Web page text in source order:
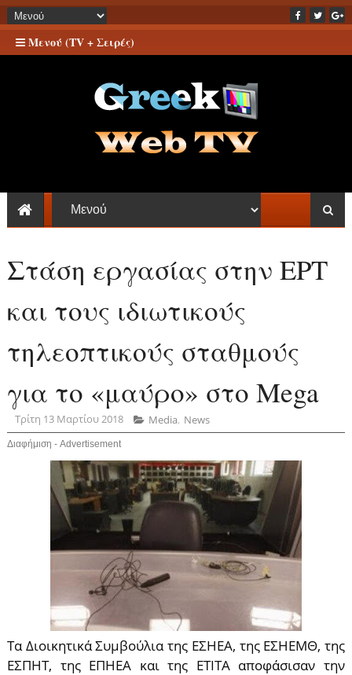
Μενού (TV + Σειρές)
Στάση εργασίας στην ΕΡΤ
και τους ιδιωτικούς
τηλεοπτικούς σταθμούς
για το «μαύρο» στο Mega
Τρίτη 13 Μαρτίου 2018 Media, News
Διαφήμιση - Advertisement
Τα Διοικητικά Συμβούλια της ΕΣΗΕΑ, της ΕΣΗΕΜΘ, της
ΕΣΠΗΤ, της ΕΠΗΕΑ και της ΕΤΙΤΑ αποφάσισαν την